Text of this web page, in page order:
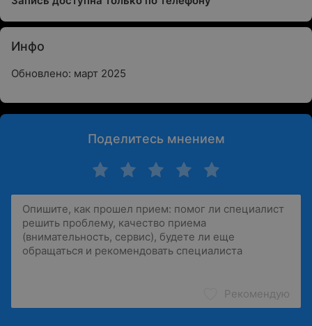
Инфо
Обновлено: март 2025
Поделитесь мнением
Рекомендую